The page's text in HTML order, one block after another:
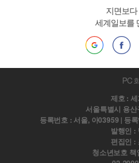
지면보
세계일보를
PC
제호 :
서울특별시 용
등록번호 : 서울, 아03959 | 등
발행인 :
편집인 :
청소년보호